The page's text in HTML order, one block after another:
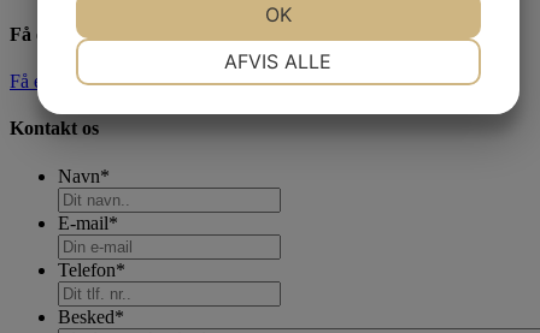
Få et tilbud her
Få et tilbud her
Kontakt os
Navn*
E-mail*
Telefon*
Besked*
AFVIS ALLE
OK